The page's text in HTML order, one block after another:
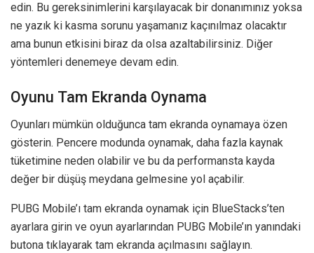
edin. Bu gereksinimlerini karşılayacak bir donanımınız yoksa
ne yazık ki kasma sorunu yaşamanız kaçınılmaz olacaktır
ama bunun etkisini biraz da olsa azaltabilirsiniz. Diğer
yöntemleri denemeye devam edin.
Oyunu Tam Ekranda Oynama
Oyunları mümkün olduğunca tam ekranda oynamaya özen
gösterin. Pencere modunda oynamak, daha fazla kaynak
tüketimine neden olabilir ve bu da performansta kayda
değer bir düşüş meydana gelmesine yol açabilir.
PUBG Mobile’ı tam ekranda oynamak için BlueStacks’ten
ayarlara girin ve oyun ayarlarından PUBG Mobile’ın yanındaki
butona tıklayarak tam ekranda açılmasını sağlayın.